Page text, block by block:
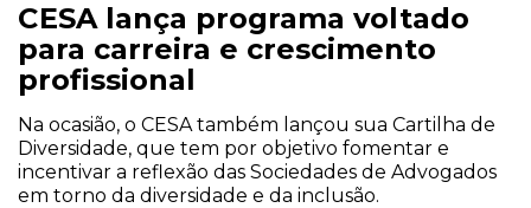
CESA lança programa voltado
para carreira e crescimento
profissional
Na ocasião, o CESA também lançou sua Cartilha de
Diversidade, que tem por objetivo fomentar e
incentivar a reflexão das Sociedades de Advogados
em torno da diversidade e da inclusão.